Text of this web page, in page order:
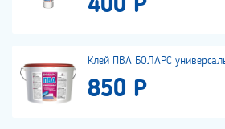
400 Р
Клей ПВА БОЛАРС
850 Р